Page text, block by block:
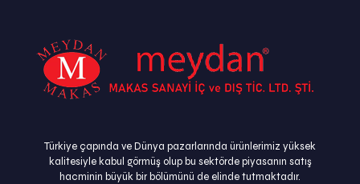
Türkiye çapında ve Dünya pazarlarında ürünlerimiz yüksek
kalitesiyle kabul görmüş olup bu sektörde piyasanın satış
hacminin büyük bir bölümünü de elinde tutmaktadır.